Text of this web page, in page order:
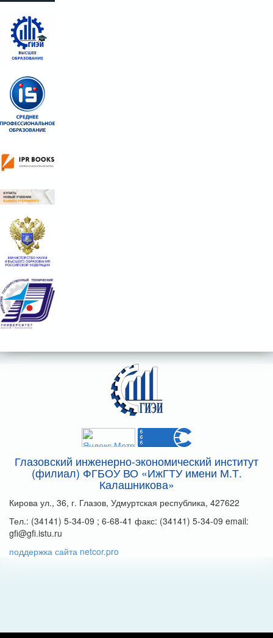
Глазовский инженерно-экономический институт
(филиал) ФГБОУ ВО «ИжГТУ имени М.Т.
Калашникова»
Кирова ул., 36, г. Глазов, Удмуртская республика, 427622
Тел.: (34141) 5-34-09 ; 6-68-41 факс: (34141) 5-34-09 email:
gfi@gfi.istu.ru
поддержка сайта netcor.pro